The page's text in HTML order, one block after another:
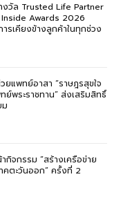
วัล Trusted Life Partner
Inside Awards 2026
รเคียงข้างลูกค้าในทุกช่วง
แพทย์อาสา “ราษฎรสุขใจ
พระราชทาน” ส่งเสริมสิทธิ์
ม
กิจกรรม “สร้างเครือข่าย
คตะวันออก” ครั้งที่ 2